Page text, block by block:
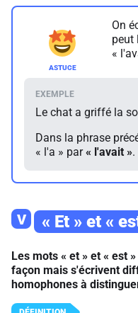
On
peut
«
Le chat a griffé la
Dans la phrase
« l'a » par« l'avait ».
V « Et » et «
Les mots « et » et « est
façon mais s'écrivent
homophones à